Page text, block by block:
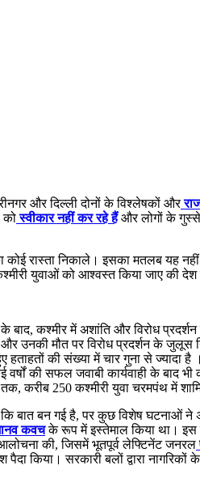
और दिल्ली दोनों के विश्लेषकों और
को स्वीकार नहीं कर रहे हैंऔर लोगों के गुस्से
कोई रास्ता निकाले। इसका मतलब यह
युवाओं को आश्वस्त किया जाए की
बाद, कश्मीर में अशांति और विरोध
उनकी मौत पर विरोध प्रदर्शन के जुलूस
की संख्या में चार गुना से ज्यादा
वर्षों की सफल जवाबी कार्यवाही के बाद
करीब 250 कश्मीरी युवा चरमपंथ में
कि बात बन गई है, पर कुछ विशेष
कवचके रूप में इस्तेमाल किया था।
आलोचना की, जिसमें भूतपूर्व लेफ्टिनेंट जनरल
पैदा किया। सरकारी बलों द्वारा